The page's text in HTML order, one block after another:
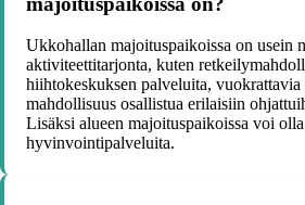
Ukkohallan majoituspaikoissa on usein
aktiviteettitarjonta, kuten
hiihtokeskuksen palveluita,
mahdollisuus osallistua erilaisiin
Lisäksi alueen majoituspaikoissa voi
hyvinvointipalveluita.